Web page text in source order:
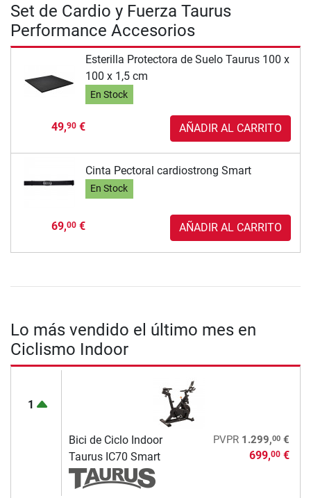
Set de Cardio y Fuerza Taurus
Performance Accesorios
Esterilla Protectora de Suelo Taurus 100 x
100 x 1,5 cm
En Stock
49,90€ AÑADIR AL CARRITO
Cinta Pectoral cardiostrong Smart
En Stock
69,00€ AÑADIR AL CARRITO
Lo más vendido el último mes en
Ciclismo Indoor
1
Bici de Ciclo Indoor
Taurus IC70 Smart
PVPR 1.299,00€
699,00€